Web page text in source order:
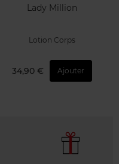
Lady Million
Lotion Corps
34,90 € Ajouter